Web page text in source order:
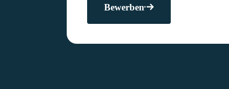
Bewerben